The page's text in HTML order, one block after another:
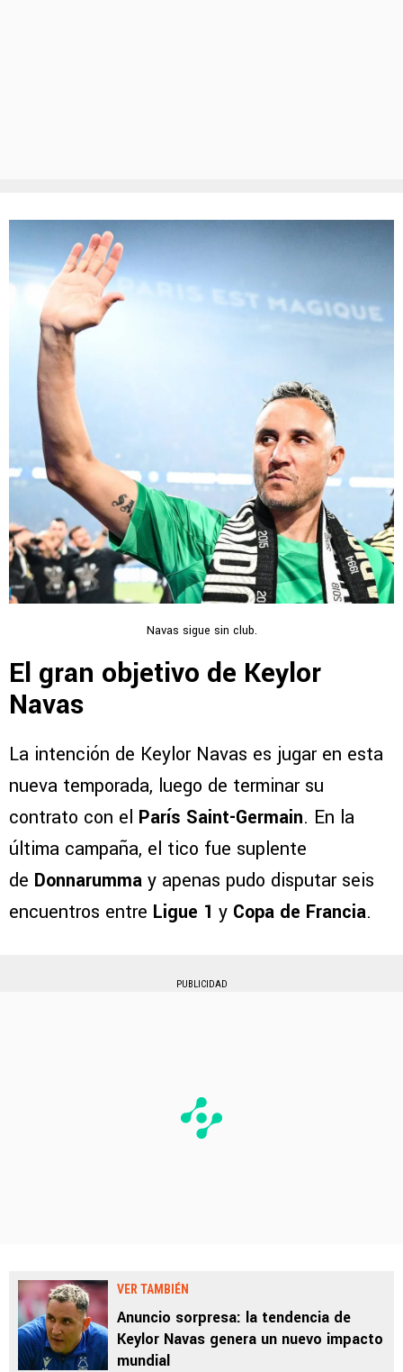
Navas sigue sin club.
El gran objetivo de Keylor
Navas
La intención de Keylor Navas es jugar en esta
nueva temporada, luego de terminar su
contrato con el París Saint-Germain. En la
última campaña, el tico fue suplente
de Donnarumma y apenas pudo disputar seis
encuentros entre Ligue 1 y Copa de Francia.
PUBLICIDAD
VER TAMBIÉN
Anuncio sorpresa: la tendencia de
Keylor Navas genera un nuevo impacto
mundial